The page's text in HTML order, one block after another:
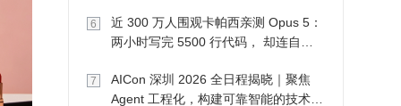
6
近 300 万人围观卡帕西亲测 Opus 5：
两小时写完 5500 行代码， 却连自己
7
AICon 深圳 2026 全日程揭晓｜聚焦
Agent 工程化，构建可靠智能的技术路